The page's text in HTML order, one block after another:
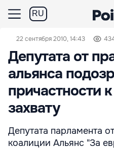
RU
22 сентября 2010, 14:43
Депутата от
альянса
причастности
захвату
Депутата парламента
коалиции Альянс "За